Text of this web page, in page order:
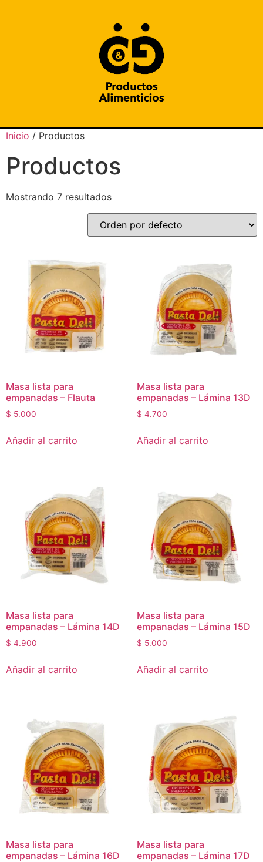
Inicio / Productos
Productos
Mostrando 7 resultados
Masa lista para
empanadas – Flauta
$ 5.000
Añadir al carrito
Masa lista para
empanadas – Lámina 13D
$ 4.700
Añadir al carrito
Masa lista para
empanadas – Lámina 14D
$ 4.900
Añadir al carrito
Masa lista para
empanadas – Lámina 15D
$ 5.000
Añadir al carrito
Masa lista para
empanadas – Lámina 16D
Masa lista para
empanadas – Lámina 17D